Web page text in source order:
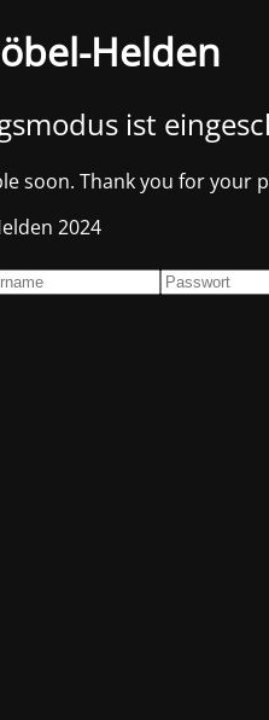
Helden
ist
soon. Thank you for your
2024